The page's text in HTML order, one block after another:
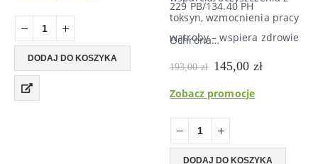
dla utrzymania funkcji
trawiennych i równowagi
flory jelitowej. Przyczynia
się ona do regulacji
równowagi między
DODAJ DO KOSZYKA
toksyn, wzmocnienia pracy
wątroby – wspiera zdrowie
229 PB/134.40 PH
Ochrona…
193,00zł Pierwotna
wynosiła:
193,00 zł.
145,00 złAktualna
Zobacz promocje
DODAJ DO KOSZYKA